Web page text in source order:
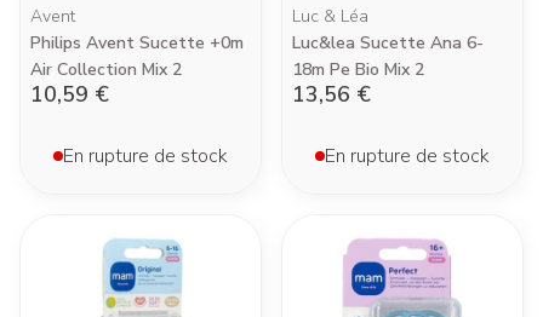
Avent
Philips Avent Sucette +0m
Air Collection Mix 2
10,59 €
En rupture de stock
Luc & Léa
Luc&lea Sucette Ana 6-
18m Pe Bio Mix 2
13,56 €
En rupture de stock